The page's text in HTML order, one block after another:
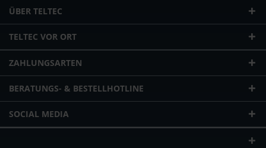
ÜBER TELTEC
TELTEC VOR ORT
ZAHLUNGSARTEN
BERATUNGS- & BESTELLHOTLINE
SOCIAL MEDIA